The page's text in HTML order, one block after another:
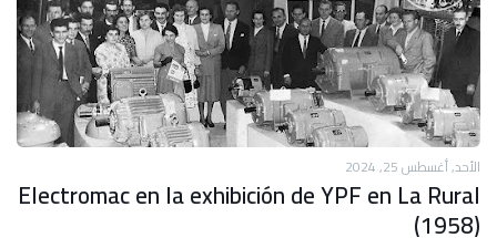
الأحد, أغسطس 25, 2024
Electromac en la exhibición de YPF en La Rural
(1958)